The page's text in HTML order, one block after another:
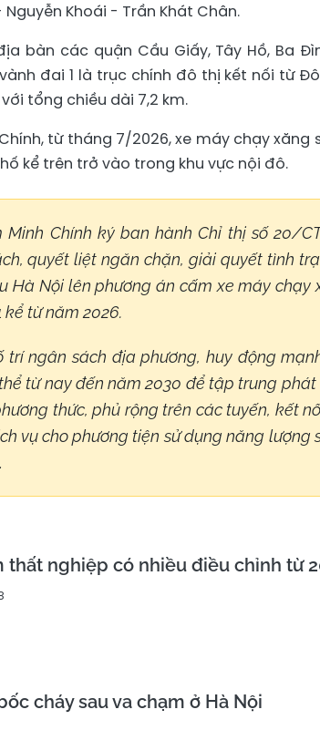
Khoái - Trần Khát Chân.
bàn các quận Cầu Giấy, Tây Hồ, Ba
đai 1 là trục chính đô thị kết nối từ
tổng chiều dài 7,2 km.
từ tháng 7/2026, xe máy chạy xăng
kể trên trở vào trong khu vực nội đô.
Minh Chính ký ban hành Chỉ thị số 20/
quyết liệt ngăn chặn, giải quyết tình
Hà Nội lên phương án cấm xe máy chạy
từ năm 2026.
trí ngân sách địa phương, huy động
từ nay đến năm 2030 để tập trung phát
thức, phủ rộng trên các tuyến, kết
vụ cho phương tiện sử dụng năng lượng
thất nghiệp có nhiều điều chỉnh từ
cháy sau va chạm ở Hà Nội